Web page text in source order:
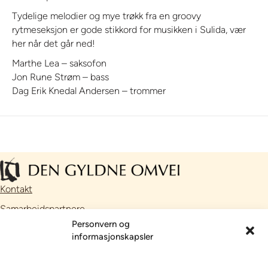
Personvern og
informasjonskapsler
Tydelige melodier og mye trøkk fra en groovy
rytmeseksjon er gode stikkord for musikken i Sulida, vær
her når det går ned!
Marthe Lea – saksofon
Jon Rune Strøm – bass
Dag Erik Knedal Andersen – trommer
Kontakt
Samarbeidspartnere